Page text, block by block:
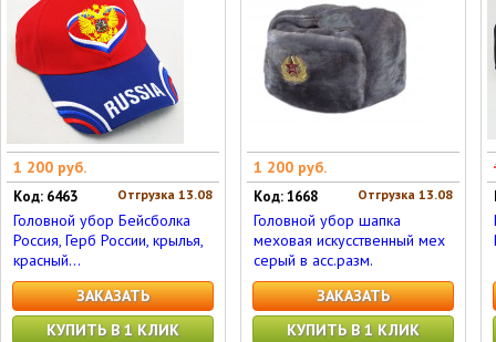
1 200 руб.
Отгрузка 13.08
Код: 6463
Головной убор Бейсболка
Россия, Герб России, крылья,
красный...
ЗАКАЗАТЬ
КУПИТЬ В 1 КЛИК
1 200 руб.
Отгрузка 13.08
Код: 1668
Головной убор шапка
меховая искусственный мех
серый в асс.разм.
ЗАКАЗАТЬ
КУПИТЬ В 1 КЛИК